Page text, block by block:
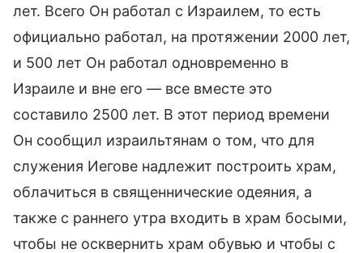
лет. Всего Он работал с Израилем, то есть
официально работал, на протяжении 2000 лет,
и 500 лет Он работал одновременно в
Израиле и вне его — все вместе это
составило 2500 лет. В этот период времени
Он сообщил израильтянам о том, что для
служения Иегове надлежит построить храм,
облачиться в священнические одеяния, а
также с раннего утра входить в храм босыми,
чтобы не осквернить храм обувью и чтобы с